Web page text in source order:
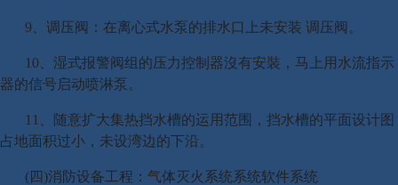
9、调压阀：在离心式水泵的排水口上未安装 调压阀。
10、湿式报警阀组的压力控制器沒有安裝，马上用水流指示
器的信号启动喷淋泵。
11、随意扩大集热挡水槽的运用范围，挡水槽的平面设计图
占地面积过小，未设湾边的下沿。
(四)消防设备工程：气体灭火系统系统软件系统